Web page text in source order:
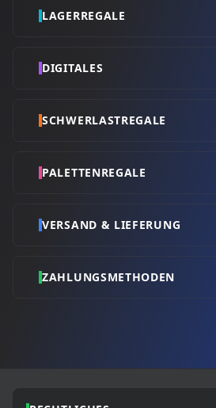
LAGERREGALE
DIGITALES
SCHWERLASTREGALE
PALETTENREGALE
VERSAND & LIEFERUNG
ZAHLUNGSMETHODEN